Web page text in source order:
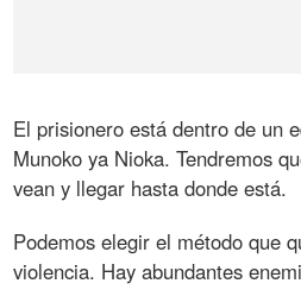
El prisionero está dentro de un
Munoko ya Nioka. Tendremos
vean y llegar hasta donde está.
Podemos elegir el método que
violencia. Hay abundantes